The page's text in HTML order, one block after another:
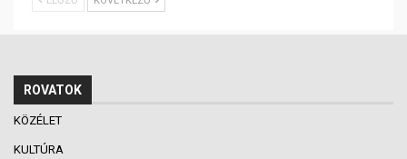
ROVATOK
KÖZÉLET
KULTÚRA